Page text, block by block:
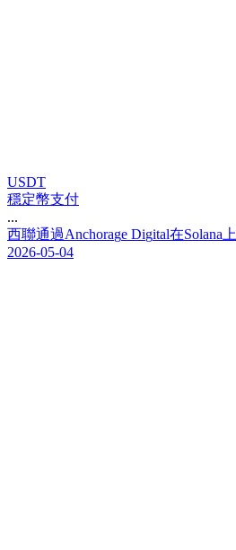
USDT
穩定幣支付
...
西聯通過Anchorage Digital在Solana 上
2026-05-04